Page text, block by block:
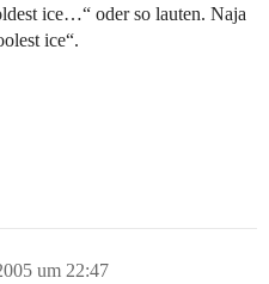
ice…“ oder so lauten. Naja
ice“.
um 22:47